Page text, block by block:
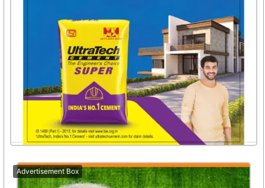
Advertisement Box